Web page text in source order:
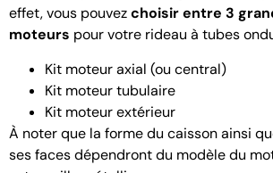
effet, vous pouvezchoisir entre 3
moteurs pour votre rideau à tubes
Kit moteur axial (ou central)
Kit moteur tubulaire
Kit moteur extérieur
À noter que la forme du caisson ainsi
ses faces dépendront du modèle du